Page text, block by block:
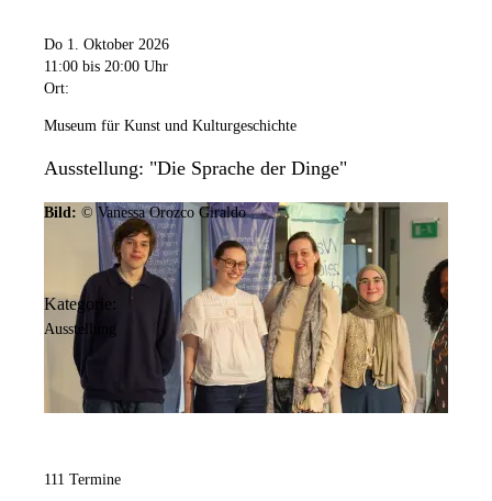
Do 1. Oktober 2026
11:00 bis 20:00 Uhr
Ort:
Museum für Kunst und Kulturgeschichte
Ausstellung: "Die Sprache der Dinge"
Bild: © Vanessa Orozco Giraldo
Kategorie:
Ausstellung
111 Termine